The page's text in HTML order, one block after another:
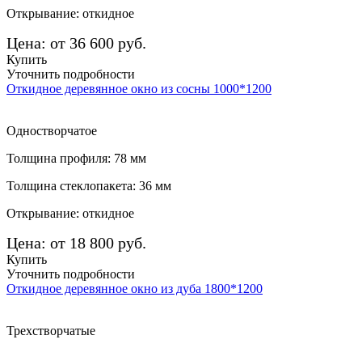
Открывание: откидное
Цена: от 36 600 руб.
Купить
Уточнить подробности
Откидное деревянное окно из сосны 1000*1200
Одностворчатое
Толщина профиля: 78 мм
Толщина стеклопакета: 36 мм
Открывание: откидное
Цена: от 18 800 руб.
Купить
Уточнить подробности
Откидное деревянное окно из дуба 1800*1200
Трехстворчатые